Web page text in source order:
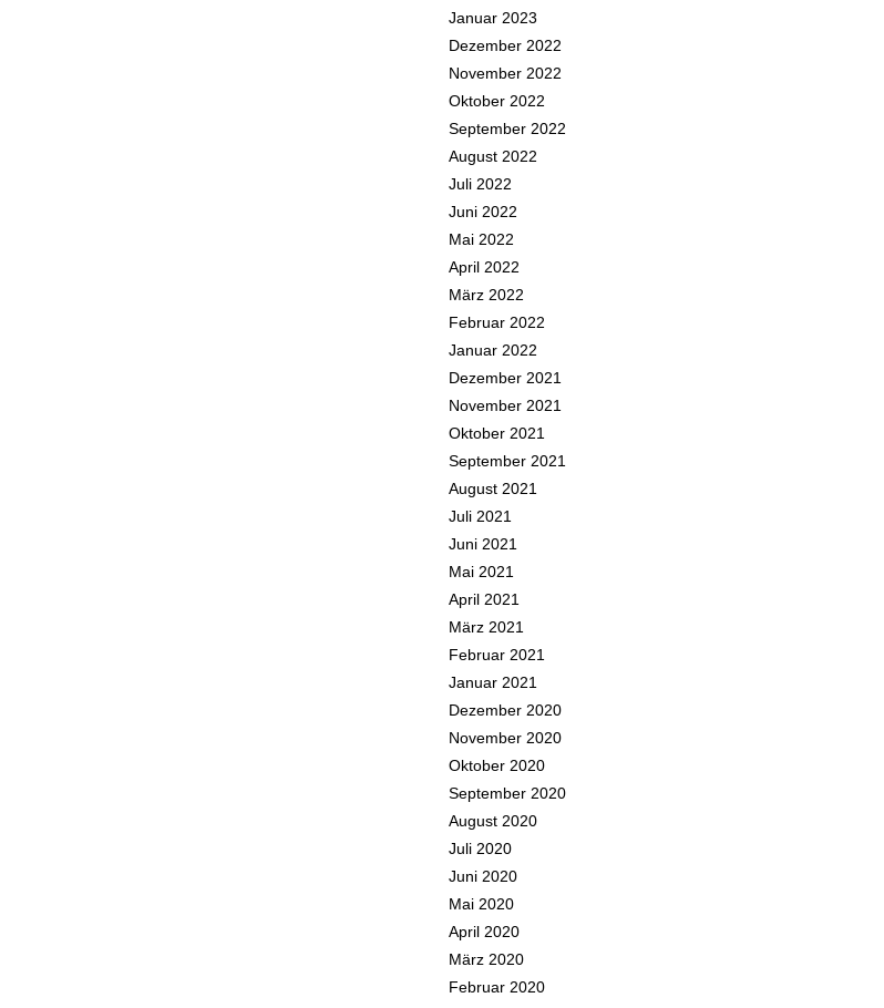
Januar 2023
Dezember 2022
November 2022
Oktober 2022
September 2022
August 2022
Juli 2022
Juni 2022
Mai 2022
April 2022
März 2022
Februar 2022
Januar 2022
Dezember 2021
November 2021
Oktober 2021
September 2021
August 2021
Juli 2021
Juni 2021
Mai 2021
April 2021
März 2021
Februar 2021
Januar 2021
Dezember 2020
November 2020
Oktober 2020
September 2020
August 2020
Juli 2020
Juni 2020
Mai 2020
April 2020
März 2020
Februar 2020